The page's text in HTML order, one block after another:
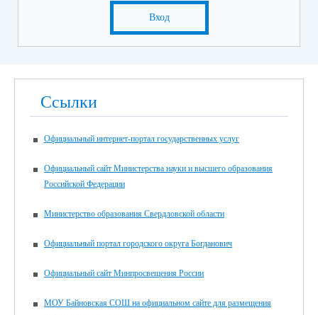
Вход
Ссылки
Официальный интернет-портал государственных услуг
Официальный сайт Министерства науки и высшего образования
Российской Федерации
Министерство образования Свердловской области
Официальный портал городского округа Богданович
Официальный сайт Минпросвещения России
МОУ Байновская СОШ на официальном сайте для размещения